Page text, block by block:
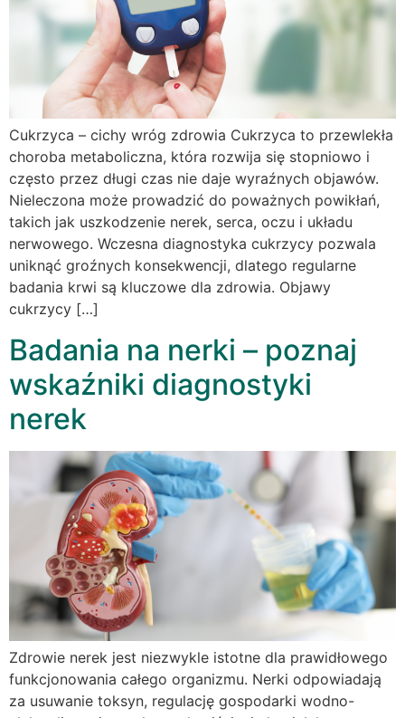
Cukrzyca – cichy wróg zdrowia Cukrzyca to przewlekła
choroba metaboliczna, która rozwija się stopniowo i
często przez długi czas nie daje wyraźnych objawów.
Nieleczona może prowadzić do poważnych powikłań,
takich jak uszkodzenie nerek, serca, oczu i układu
nerwowego. Wczesna diagnostyka cukrzycy pozwala
uniknąć groźnych konsekwencji, dlatego regularne
badania krwi są kluczowe dla zdrowia. Objawy
cukrzycy […]
Badania na nerki – poznaj
wskaźniki diagnostyki
nerek
Zdrowie nerek jest niezwykle istotne dla prawidłowego
funkcjonowania całego organizmu. Nerki odpowiadają
za usuwanie toksyn, regulację gospodarki wodno-